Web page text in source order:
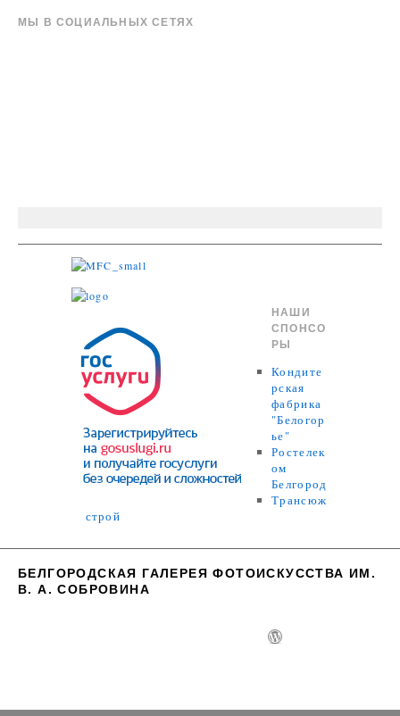
МЫ В СОЦИАЛЬНЫХ СЕТЯХ
НАШИ
СПОНСО
РЫ
Кондите
рская
фабрика
"Белогор
ье"
Ростелек
ом
Белгород
Трансюж
строй
БЕЛГОРОДСКАЯ ГАЛЕРЕЯ ФОТОИСКУССТВА ИМ.
В. А. СОБРОВИНА